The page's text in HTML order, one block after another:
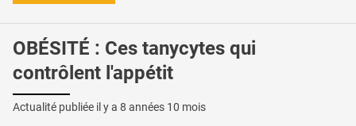
OBÉSITÉ : Ces tanycytes qui
contrôlent l'appétit
Actualité publiée il y a 8 années 10 mois